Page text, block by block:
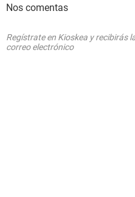
Nos comentas
Regístrate en Kioskea y recibirás
correo electrónico